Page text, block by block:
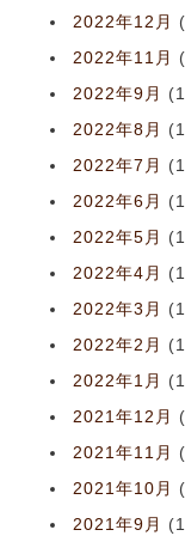
2022年12月
2022年11月
2022年9月
2022年8月
2022年7月
2022年6月
2022年5月
2022年4月
2022年3月
2022年2月
2022年1月
2021年12月
2021年11月
2021年10月
2021年9月